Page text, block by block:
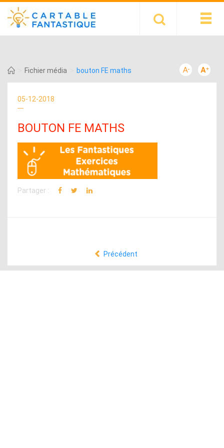
Fichier média bouton FE maths
05-12-2018
BOUTON FE MATHS
Partager :
Précédent